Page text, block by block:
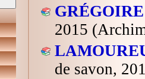
2015
de savon,